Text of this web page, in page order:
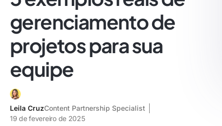
gerenciamento de
projetos para sua
equipe
Leila CruzContent Partnership Specialist
19 de fevereiro de 2025